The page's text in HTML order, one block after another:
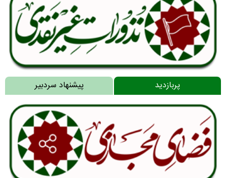
پربازدید پیشنهاد سردبیر